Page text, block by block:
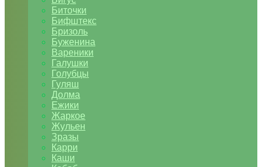
Биточки
Бифштекс
Бризоль
Буженина
Вареники
Галушки
Голубцы
Гуляш
Долма
Ежики
Жаркое
Жульен
Зразы
Карри
Каши